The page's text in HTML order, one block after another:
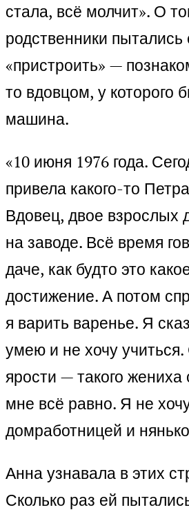
стала, всё молчит». О
родственники пытались
«пристроить» —
то вдовцом, у которого
машина.
«10 июня 1976 года.
привела какого-то
Вдовец, двое взрослых
на заводе. Всё время
даче, как будто это
достижение. А потом
я варить варенье. Я
умею и не хочу
ярости — такого жениха
мне всё равно. Я не
домработницей и
Анна узнавала в этих
Сколько раз ей